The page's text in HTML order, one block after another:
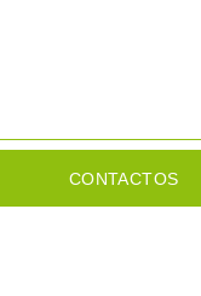
CONTACTOS